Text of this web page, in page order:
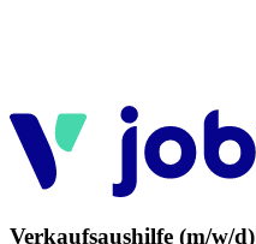
Verkaufsaushilfe (m/w/d)